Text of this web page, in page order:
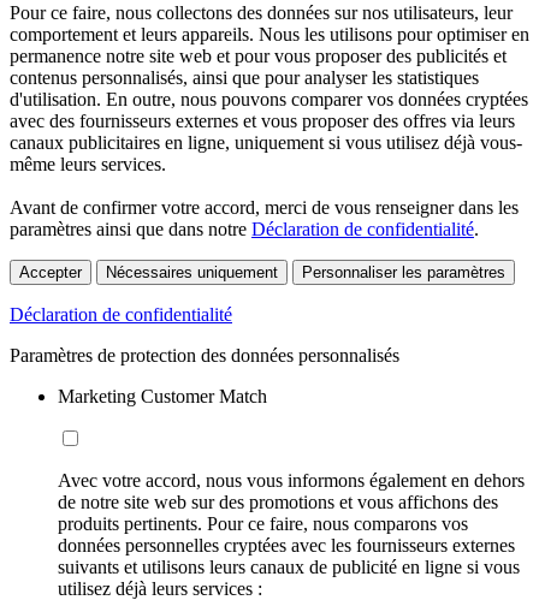
Pour ce faire, nous collectons des données sur nos utilisateurs, leur
comportement et leurs appareils. Nous les utilisons pour optimiser en
permanence notre site web et pour vous proposer des publicités et
contenus personnalisés, ainsi que pour analyser les statistiques
d'utilisation. En outre, nous pouvons comparer vos données cryptées
avec des fournisseurs externes et vous proposer des offres via leurs
canaux publicitaires en ligne, uniquement si vous utilisez déjà vous-
même leurs services.
Avant de confirmer votre accord, merci de vous renseigner dans les
paramètres ainsi que dans notre Déclaration de confidentialité.
Accepter Nécessaires uniquement Personnaliser les paramètres
Déclaration de confidentialité
Paramètres de protection des données personnalisés
Marketing Customer Match
Avec votre accord, nous vous informons également en dehors
de notre site web sur des promotions et vous affichons des
produits pertinents. Pour ce faire, nous comparons vos
données personnelles cryptées avec les fournisseurs externes
suivants et utilisons leurs canaux de publicité en ligne si vous
utilisez déjà leurs services :